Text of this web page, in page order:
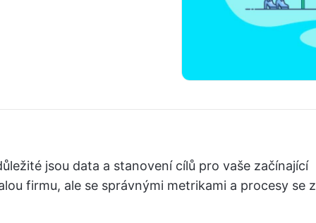
jsou data a stanovení cílů pro vaše začínající
firmu, ale se správnými metrikami a procesy se z